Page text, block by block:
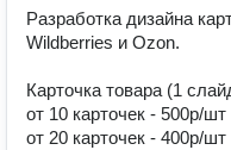
Разработка дизайна
Wildberries и Ozon.
Карточка товара (1
от 10 карточек - 500р/шт
от 20 карточек - 400р/шт